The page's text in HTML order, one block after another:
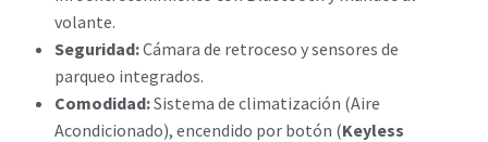
volante.
Seguridad:Cámara de retroceso y sensores de
parqueo integrados.
Comodidad:Sistema de climatización (Aire
Acondicionado), encendido por botón (Keyless